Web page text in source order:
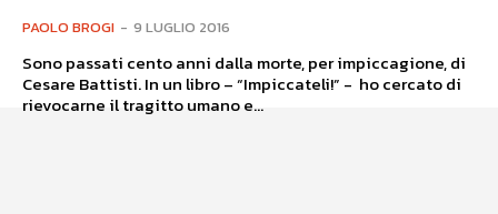
PAOLO BROGI - 9 LUGLIO 2016
Sono passati cento anni dalla morte, per impiccagione, di
Cesare Battisti. In un libro – “Impiccateli!” - ho cercato di
rievocarne il tragitto umano e...